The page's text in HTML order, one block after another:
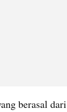
berasal